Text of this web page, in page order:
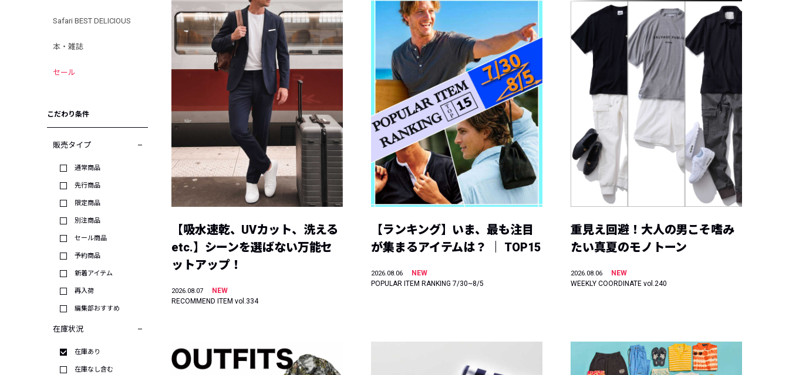
Safari BEST DELICIOUS
本・雑誌
セール
こだわり条件
販売タイプ
通常商品
先行商品
限定商品
別注商品
セール商品
予約商品
新着アイテム
再入荷
編集部おすすめ
在庫状況
在庫あり
在庫なし含む
【吸水速乾、UVカット、洗える
etc.】シーンを選ばない万能セ
ットアップ！
2026.08.07
NEW
RECOMMEND ITEM vol.334
【ランキング】いま、最も注目
が集まるアイテムは？ ｜ TOP15
2026.08.06
NEW
POPULAR ITEM RANKING 7/30~8/5
重見え回避！大人の男こそ嗜み
たい真夏のモノトーン
2026.08.06
NEW
WEEKLY COORDINATE vol.240